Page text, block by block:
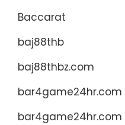
Baccarat
baj88thb
baj88thbz.com
bar4game24hr.com
bar4game24hr.com